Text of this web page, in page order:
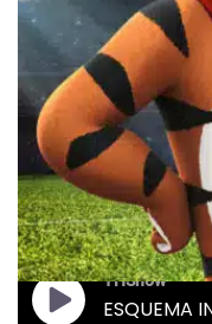
THShow
ESQUEMA